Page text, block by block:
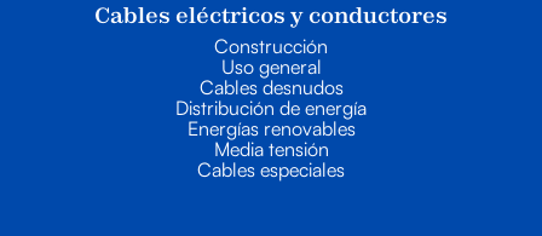
Cables eléctricos y conductores
Construcción
Uso general
Cables desnudos
Distribución de energía
Energías renovables
Media tensión
Cables especiales